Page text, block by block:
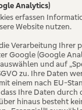
Analytics)
erfassen
Website nutzen.
Verarbeitung Ihrer
Google (Google
und auf
zu. Ihre Daten
einem nach EU-
Ihre Daten
hinaus besteht